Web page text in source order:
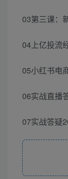
05
06
07